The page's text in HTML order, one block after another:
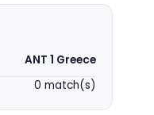
ANT 1 Greece
0 match(s)